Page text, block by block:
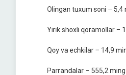
Olingan tuxum soni – 5,4
Yirik shoxli qoramollar –
Qoy va echkilar – 14,9
Parrandalar – 555,2